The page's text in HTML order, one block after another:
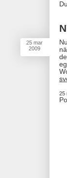
25 mar
2009
25